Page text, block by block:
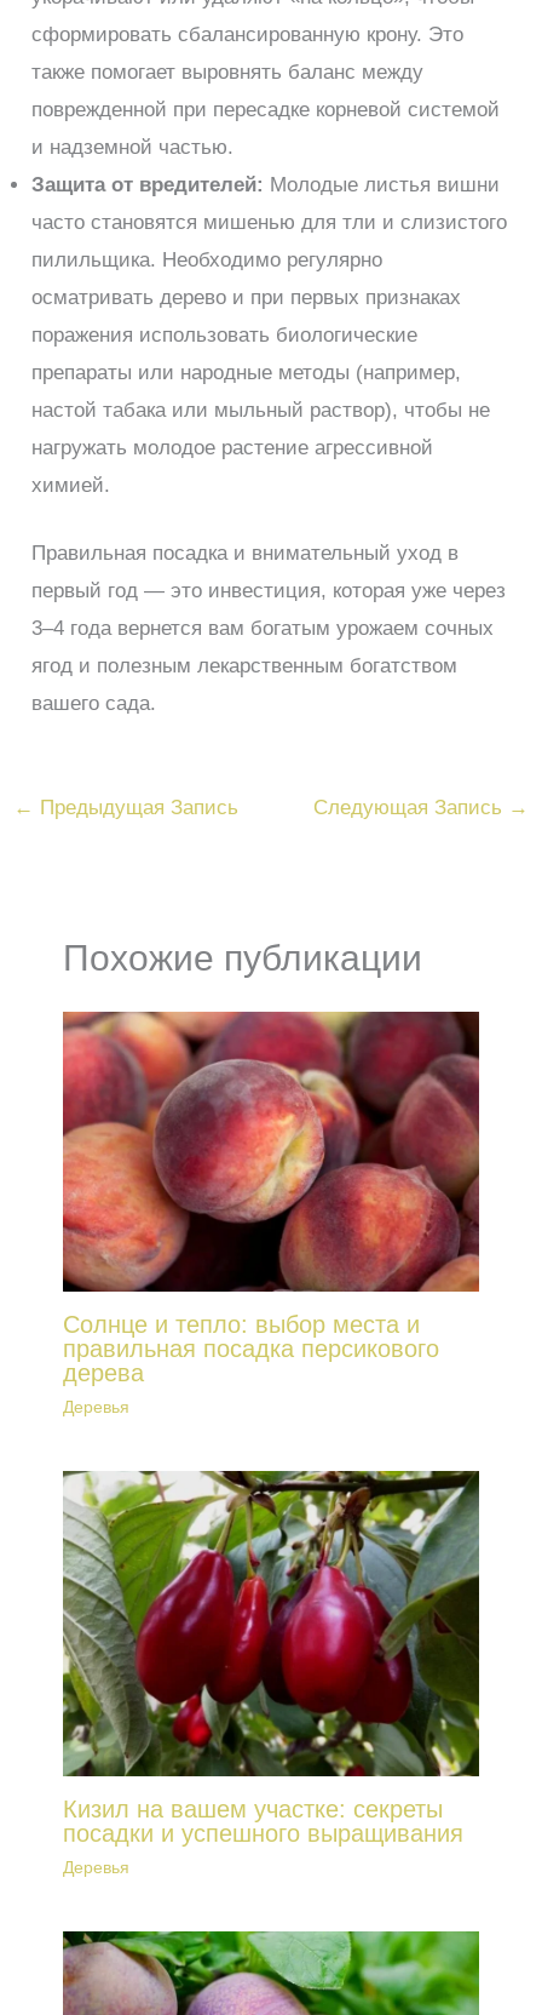
сформировать сбалансированную крону. Это
также помогает выровнять баланс между
поврежденной при пересадке корневой системой
и надземной частью.
Защита от вредителей: Молодые листья вишни
часто становятся мишенью для тли и слизистого
пилильщика. Необходимо регулярно
осматривать дерево и при первых признаках
поражения использовать биологические
препараты или народные методы (например,
настой табака или мыльный раствор), чтобы не
нагружать молодое растение агрессивной
химией.
Правильная посадка и внимательный уход в
первый год — это инвестиция, которая уже через
3–4 года вернется вам богатым урожаем сочных
ягод и полезным лекарственным богатством
вашего сада.
← Предыдущая Запись Следующая Запись →
Похожие публикации
Солнце и тепло: выбор места и
правильная посадка персикового
дерева
Деревья
Кизил на вашем участке: секреты
посадки и успешного выращивания
Деревья